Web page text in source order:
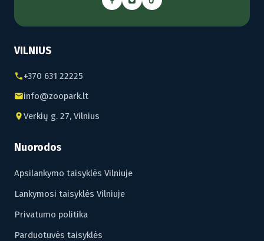
VILNIUS
+370 631 22225
info@zoopark.lt
Verkių g. 27, Vilnius
Nuorodos
Apsilankymo taisyklės Vilniuje
Lankymosi taisyklės Vilniuje
Privatumo politika
Parduotuvės taisyklės